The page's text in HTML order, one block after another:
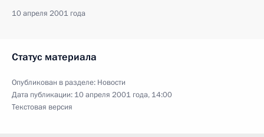
10 апреля 2001 года
Статус материала
Опубликован в разделе: Новости
Дата публикации: 10 апреля 2001 года, 14:00
Текстовая версия